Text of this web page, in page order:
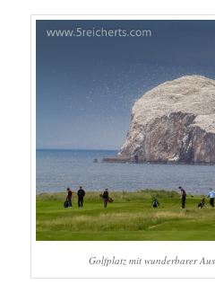
Golfplatz mit wunderbarer